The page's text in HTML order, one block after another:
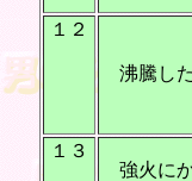
１２
沸騰した
１３
強火にか